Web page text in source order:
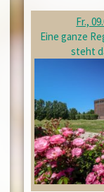
Fr.,
Eine ganze
steht